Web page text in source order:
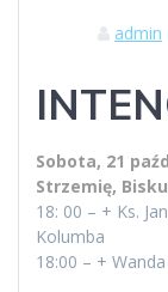
admin
Sobota, 21
Strzemię,
18: 00 – + Ks.
Kolumba
18:00 – +